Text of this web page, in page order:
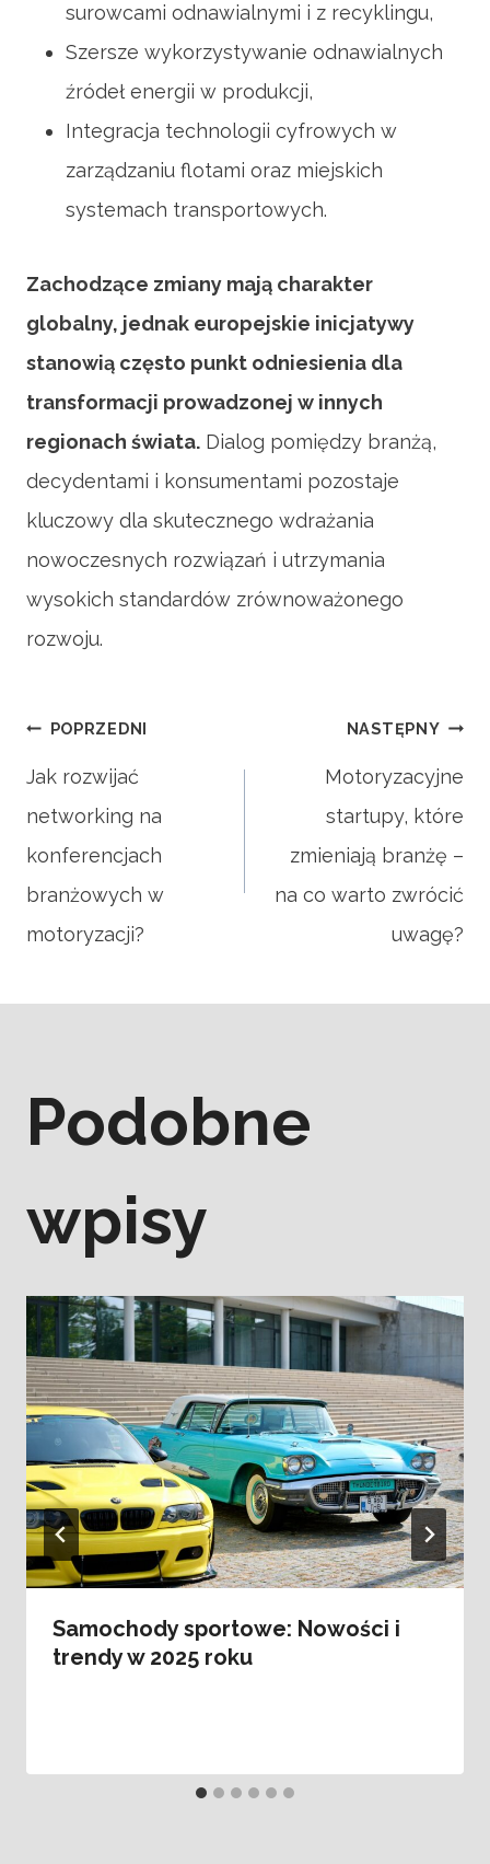
surowcami odnawialnymi i z recyklingu,
Szersze wykorzystywanie odnawialnych
źródeł energii w produkcji,
Integracja technologii cyfrowych w
zarządzaniu flotami oraz miejskich
systemach transportowych.
Zachodzące zmiany mają charakter
globalny, jednak europejskie inicjatywy
stanowią często punkt odniesienia dla
transformacji prowadzonej w innych
regionach świata. Dialog pomiędzy branżą,
decydentami i konsumentami pozostaje
kluczowy dla skutecznego wdrażania
nowoczesnych rozwiązań i utrzymania
wysokich standardów zrównoważonego
rozwoju.
Nawigacja
wpisu
POPRZEDNI
Jak rozwijać
networking na
konferencjach
branżowych w
motoryzacji?
NASTĘPNY
Motoryzacyjne
startupy, które
zmieniają branżę –
na co warto zwrócić
uwagę?
Podobne
wpisy
Samochody sportowe: Nowości i
trendy w 2025 roku